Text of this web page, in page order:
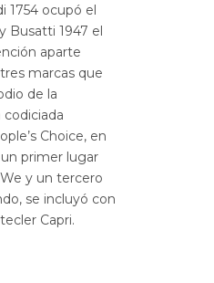
1754 ocupó el
Busatti 1947 el
aparte
marcas que
de la
codiciada
Choice, en
primer lugar
y un tercero
se incluyó con
Capri.